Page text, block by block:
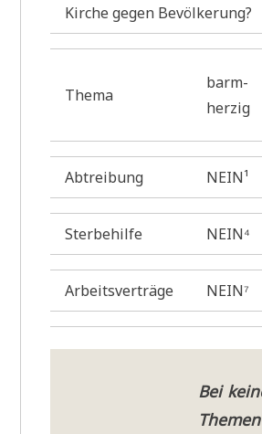
Kir­che gegen Bevölkerung?
Thema
barm­
her­zig
Abtreibung NEIN¹
Sterbehilfe NEIN⁴
Arbeitsverträge NEIN⁷
Bei